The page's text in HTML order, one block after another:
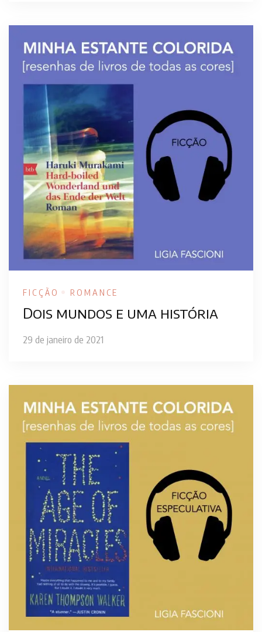
FICÇÃO ROMANCE
Dois mundos e uma história
29 de janeiro de 2021